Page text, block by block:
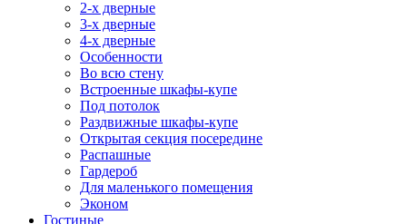
2-х дверные
3-х дверные
4-х дверные
Особенности
Во всю стену
Встроенные шкафы-купе
Под потолок
Раздвижные шкафы-купе
Открытая секция посередине
Распашные
Гардероб
Для маленького помещения
Эконом
Гостиные